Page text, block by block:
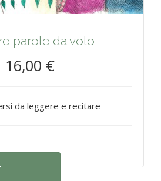
parole da volo
16,00 €
da leggere e recitare